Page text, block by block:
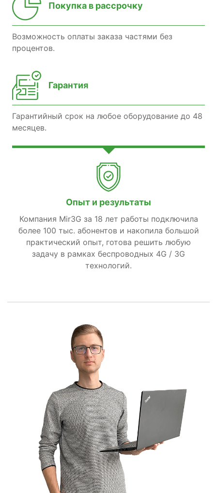
Покупка в рассрочку
Возможность оплаты заказа частями без
процентов.
Гарантия
Гарантийный срок на любое оборудование до 48
месяцев.
Опыт и результаты
Компания Mir3G за 18 лет работы подключила
более 100 тыс. абонентов и накопила большой
практический опыт, готова решить любую
задачу в рамках беспроводных 4G / 3G
технологий.